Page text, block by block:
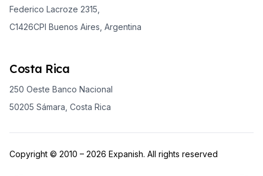
Federico Lacroze 2315,
C1426CPI Buenos Aires, Argentina
Costa Rica
250 Oeste Banco Nacional
50205 Sámara, Costa Rica
Copyright © 2010 – 2026 Expanish. All rights reserved